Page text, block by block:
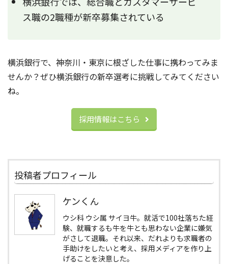
ス職の2職種が新卒募集されている
横浜銀行で、神奈川・東京に根ざした仕事に携わってみま
せんか？ぜひ横浜銀行の新卒選考に挑戦してみてください
ね。
採用情報はこちら
投稿者プロフィール
ケンくん
ウシ科 ウシ属 サイヨ牛。就活で100社落ちた経
験、就職するも牛を牛とも思わない企業に嫌気
がさして退職。それ以来、だれよりも求職者の
手助けをしたいと考え、採用メディアを作り上
げることを決意した。